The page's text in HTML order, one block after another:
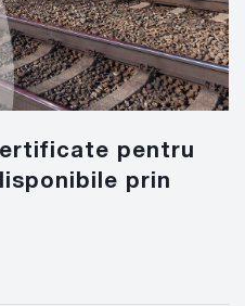
pentru
prin